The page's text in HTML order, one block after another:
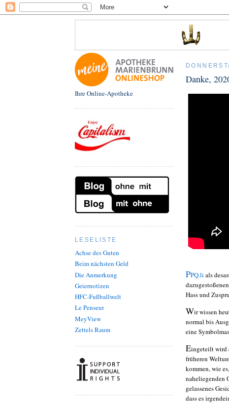
Ihre Online-Apotheke
LESELISTE
Achse des Guten
Beim nächsten Geld
Die Anmerkung
Geiernotizen
HFC-Fußballwelt
Le Penseur
MeyView
Zettels Raum
Danke,
PPQ.li als
Hass und
Wir wissen
normal bis
eine
Eingeteilt wird
früheren
kommen, wie
naheliegenden
gelassenes
dass es